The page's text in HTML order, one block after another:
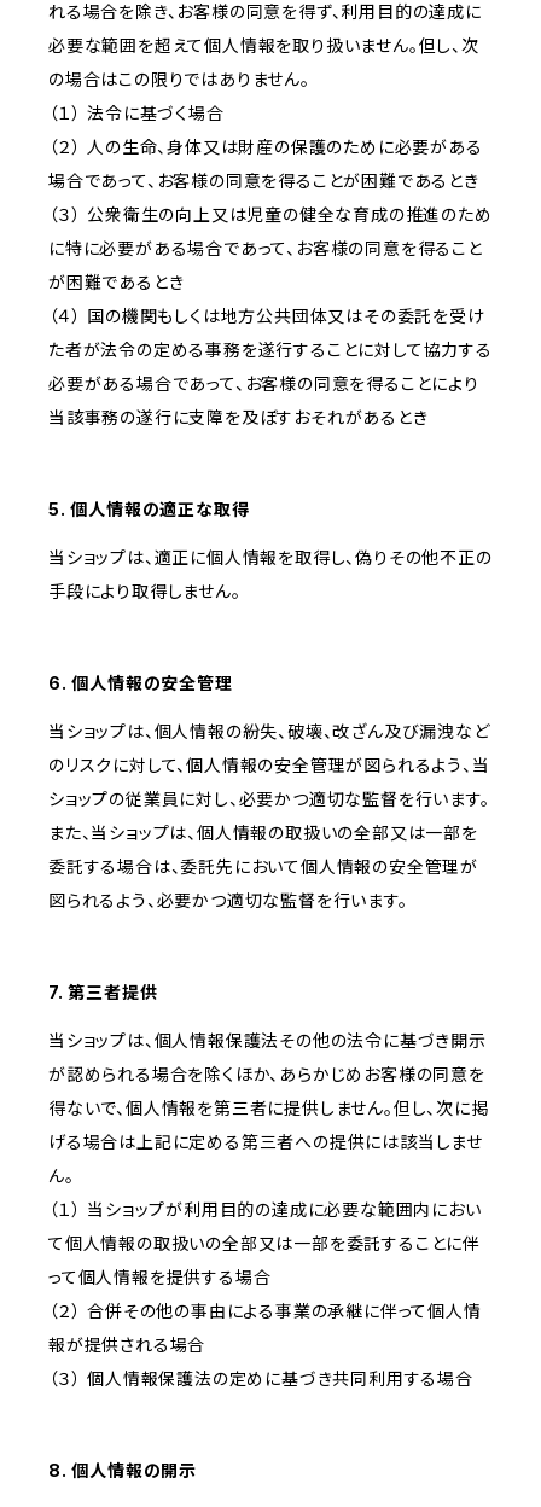
れる場合を除き、お客様の同意を得ず、利用目的の達成に
必要な範囲を超えて個人情報を取り扱いません。但し、次
の場合はこの限りではありません。
（１） 法令に基づく場合
（２） 人の生命、身体又は財産の保護のために必要がある
場合であって、お客様の同意を得ることが困難であるとき
（３） 公衆衛生の向上又は児童の健全な育成の推進のため
に特に必要がある場合であって、お客様の同意を得ること
が困難であるとき
（４） 国の機関もしくは地方公共団体又はその委託を受け
た者が法令の定める事務を遂行することに対して協力する
必要がある場合であって、お客様の同意を得ることにより
当該事務の遂行に支障を及ぼすおそれがあるとき
5. 個人情報の適正な取得
当ショップは、適正に個人情報を取得し、偽りその他不正の
手段により取得しません。
6. 個人情報の安全管理
当ショップは、個人情報の紛失、破壊、改ざん及び漏洩など
のリスクに対して、個人情報の安全管理が図られるよう、当
ショップの従業員に対し、必要かつ適切な監督を行います。
また、当ショップは、個人情報の取扱いの全部又は一部を
委託する場合は、委託先において個人情報の安全管理が
図られるよう、必要かつ適切な監督を行います。
7. 第三者提供
当ショップは、個人情報保護法その他の法令に基づき開示
が認められる場合を除くほか、あらかじめお客様の同意を
得ないで、個人情報を第三者に提供しません。但し、次に掲
げる場合は上記に定める第三者への提供には該当しませ
ん。
（１） 当ショップが利用目的の達成に必要な範囲内におい
て個人情報の取扱いの全部又は一部を委託することに伴
って個人情報を提供する場合
（２） 合併その他の事由による事業の承継に伴って個人情
報が提供される場合
（３） 個人情報保護法の定めに基づき共同利用する場合
8. 個人情報の開示